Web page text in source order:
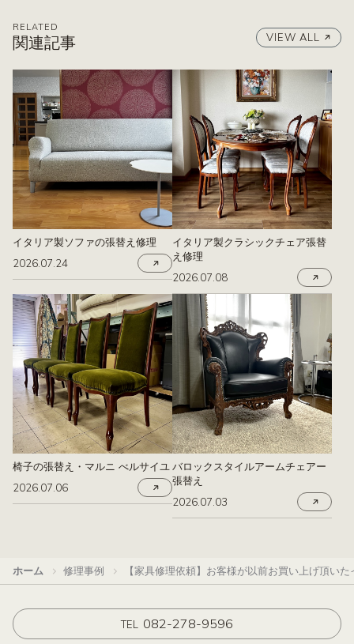
RELATED
関連記事 VIEW ALL
イタリア製ソファの張替え修理
2026.07.24
イタリア製クラシックチェア張替
え修理
2026.07.08
椅子の張替え・マルニ べルサイユ
2026.07.06
バロックスタイルアームチェアー
張替え
2026.07.03
ホーム 修理事例 【家具修理依頼】お客様が以前お買い上げ頂い
TEL 082-278-9596